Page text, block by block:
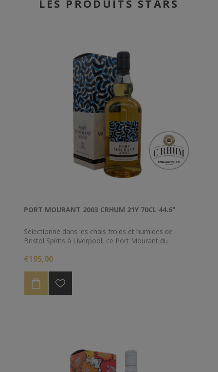
LES PRODUITS STARS
PORT MOURANT 2003 CRHUM 21Y 70CL 44.6°
Sélectionné dans les chais froids et humides de
Bristol Spirits à Liverpool, ce Port Mourant du
vieillissement continental de 21 ans !
Cette lente maturation a abaissé naturellement le
niveau de ce rhum à 44.6%, préservant la
concentration de ses arômes pour un plaisir intacte.
€195,00